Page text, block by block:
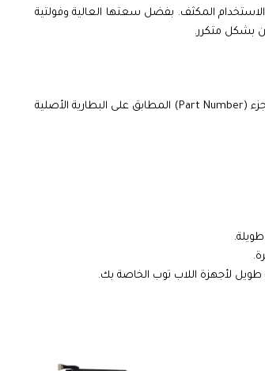
المكثف. بفضل سعتها العالية وفولتية
متوافقة مع جهازك، تحقق من رقم الجزء (Part Number) المطابق على البطارية الأصلية
لأجهزة اللاب توب الخاصة بك.